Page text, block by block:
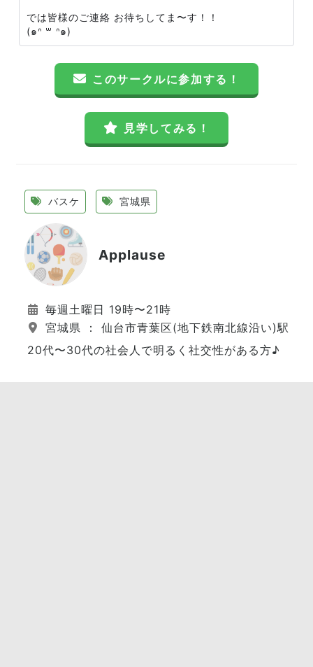
では皆様のご連絡 お待ちしてま〜す！！
(๑ᐢ ꒳ ᐢ๑)
このサークルに参加する！
見学してみる！
バスケ 宮城県
Applause
毎週土曜日 19時〜21時
宮城県 ： 仙台市青葉区(地下鉄南北線沿い)駅近
20代〜30代の社会人で明るく社交性がある方♪